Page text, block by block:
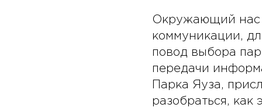
Окружающий нас
коммуникации,
повод выбора
передачи
Парка Яуза,
разобраться,